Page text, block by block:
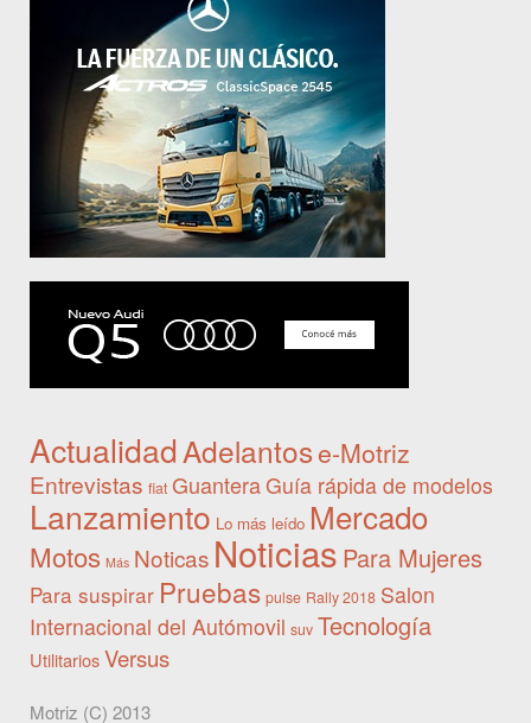
ActualidadAdelantose-Motriz
Entrevistas fiat GuanteraGuía rápida de modelos
Lanzamiento Lo más leído Mercado
Motos Más Noticas Noticias Para Mujeres
Para suspirar Pruebas pulse Rally 2018 Salon
Internacional del Autómovil suv Tecnología
UtilitariosVersus
Motriz (C) 2013